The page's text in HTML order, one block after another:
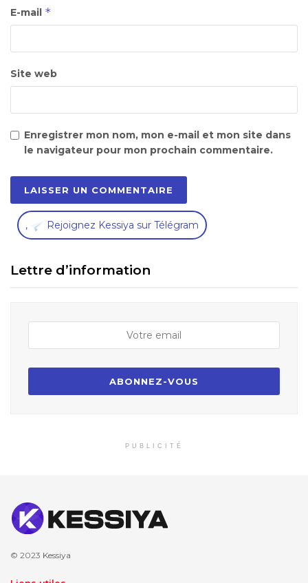
E-mail *
Site web
Enregistrer mon nom, mon e-mail et mon site dans
le navigateur pour mon prochain commentaire.
, Rejoignez Kessiya sur Télégram
Lettre d’information
PUBLICITÉ
© 2023 Kessiya